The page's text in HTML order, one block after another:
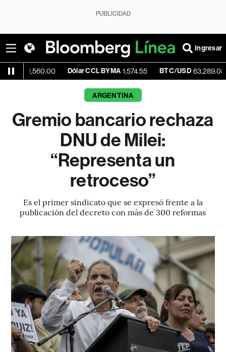
PUBLICIDAD
Ingresar
Dólar CCL BYMA 1,574.55 BTC/USD 63,289.08
ARGENTINA
Gremio bancario rechaza
DNU de Milei:
“Representa un
retroceso”
Es el primer sindicato que se expresó frente a la
publicación del decreto con más de 300 reformas